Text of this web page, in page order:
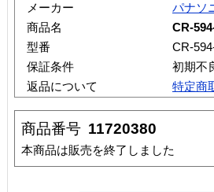
メーカー
パナソ
商品名
CR-
型番
CR-
保証条件
初期不
返品について
特定商
商品番号 11720380
本商品は販売を終了しました